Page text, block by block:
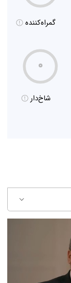
گمراه‌کننده
۰
شاخ‌دار